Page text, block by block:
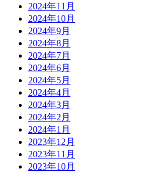
2024年11月
2024年10月
2024年9月
2024年8月
2024年7月
2024年6月
2024年5月
2024年4月
2024年3月
2024年2月
2024年1月
2023年12月
2023年11月
2023年10月